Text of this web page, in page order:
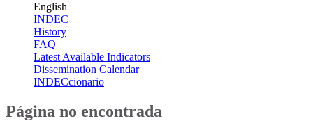
English
INDEC
History
FAQ
Latest Available Indicators
Dissemination Calendar
INDECcionario
Página no encontrada